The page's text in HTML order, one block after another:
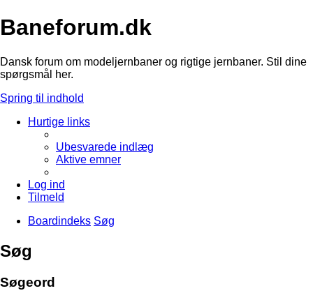
Baneforum.dk
Dansk forum om modeljernbaner og rigtige jernbaner. Stil dine
spørgsmål her.
Spring til indhold
Hurtige links
Ubesvarede indlæg
Aktive emner
Log ind
Tilmeld
Boardindeks Søg
Søg
Søgeord